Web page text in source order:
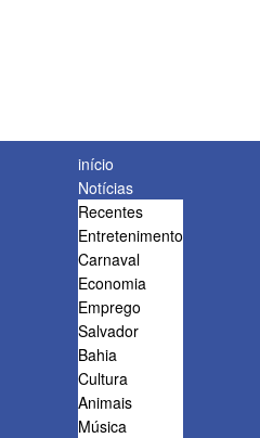
início
Notícias
Recentes
Entretenimento
Carnaval
Economia
Emprego
Salvador
Bahia
Cultura
Animais
Música